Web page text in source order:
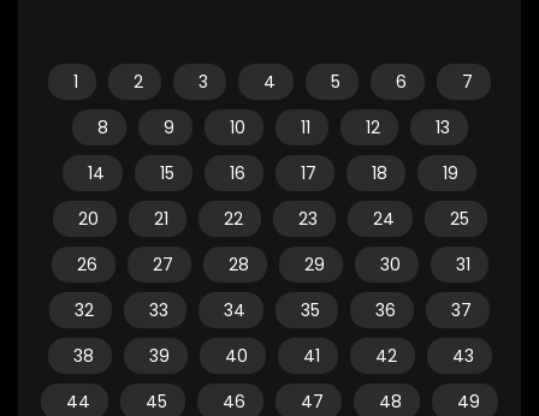
1 2 3 4 5 6
7
8
9 10 11 12
13
14
15 16 17 18
19
20
21 22 23 24
25
26
27 28 29 30
31
32
33 34 35 36
37
38
39 40 41 42
43
44
45 46 47 48
49